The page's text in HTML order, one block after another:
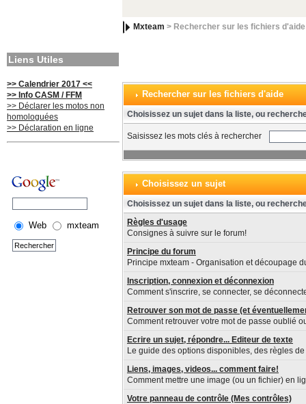
Liens Utiles
>> Calendrier 2017 <<
>> Info CASM / FFM
>> Déclarer les motos non
homologuées
>> Déclaration en ligne
Web mxteam
Mxteam > Rechercher sur les fichiers d'aide
Rechercher sur les fichiers d'aide
Choisissez un sujet dans la liste, ou
Saisissez les mots clés à rechercher
Choisissez un sujet
Choisissez un sujet dans la liste, ou
Règles d'usage
Consignes à suivre sur le forum!
Principe du forum
Principe mxteam - Organisation et découpage
Inscription, connexion et déconnexion
Comment s'inscrire, se connecter, se
Retrouver son mot de passe (et
Comment retrouver votre mot de passe oublié
Ecrire un sujet, répondre... Editeur de texte
Le guide des options disponibles, des règles
Liens, images, videos... comment faire!
Comment mettre une image (ou un fichier) en
Votre panneau de contrôle (Mes contrôles)